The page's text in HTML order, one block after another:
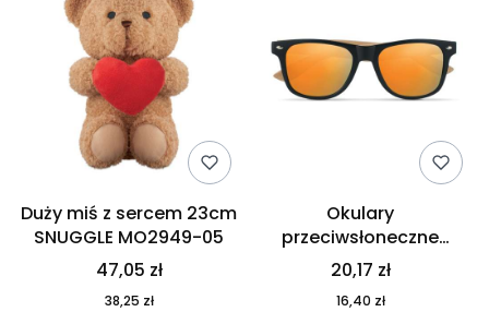
Duży miś z sercem 23cm
SNUGGLE MO2949-05
47,05 zł
38,25 zł
Okulary
przeciwsłoneczne
CALIFORNIA TOUCH
MO9617-10
20,17 zł
16,40 zł